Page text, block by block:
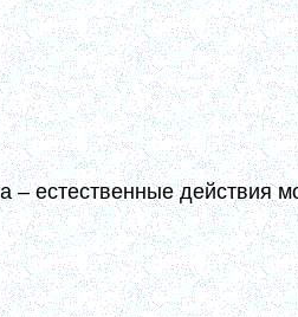
держать всегда на
готовом способствовать
скорбь беспокоит,
душу, не даст
себя и все свое в руки
и помощи. (10, 197-198)
– естественные действия
в сердце и теплота.
И молитву сию [Иисусову]